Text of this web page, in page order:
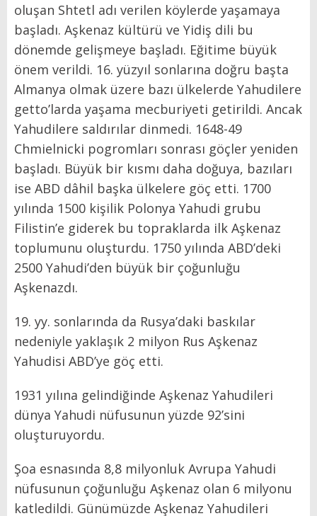
oluşan Shtetl adı verilen köylerde yaşamaya
başladı. Aşkenaz kültürü ve Yidiş dili bu
dönemde gelişmeye başladı. Eğitime büyük
önem verildi. 16. yüzyıl sonlarına doğru başta
Almanya olmak üzere bazı ülkelerde Yahudilere
getto’larda yaşama mecburiyeti getirildi. Ancak
Yahudilere saldırılar dinmedi. 1648-49
Chmielnicki pogromları sonrası göçler yeniden
başladı. Büyük bir kısmı daha doğuya, bazıları
ise ABD dâhil başka ülkelere göç etti. 1700
yılında 1500 kişilik Polonya Yahudi grubu
Filistin’e giderek bu topraklarda ilk Aşkenaz
toplumunu oluşturdu. 1750 yılında ABD’deki
2500 Yahudi’den büyük bir çoğunluğu
Aşkenazdı.
19. yy. sonlarında da Rusya’daki baskılar
nedeniyle yaklaşık 2 milyon Rus Aşkenaz
Yahudisi ABD’ye göç etti.
1931 yılına gelindiğinde Aşkenaz Yahudileri
dünya Yahudi nüfusunun yüzde 92’sini
oluşturuyordu.
Şoa esnasında 8,8 milyonluk Avrupa Yahudi
nüfusunun çoğunluğu Aşkenaz olan 6 milyonu
katledildi. Günümüzde Aşkenaz Yahudileri